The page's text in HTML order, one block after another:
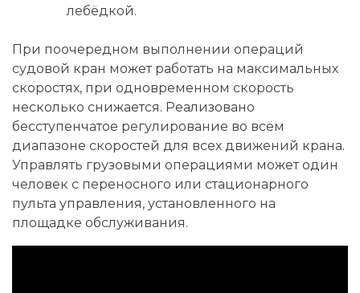
лебёдкой.
При поочередном выполнении операций
судовой кран может работать на максимальных
скоростях, при одновременном скорость
несколько снижается. Реализовано
бесступенчатое регулирование во всём
диапазоне скоростей для всех движений крана.
Управлять грузовыми операциями может один
человек с переносного или стационарного
пульта управления, установленного на
площадке обслуживания.